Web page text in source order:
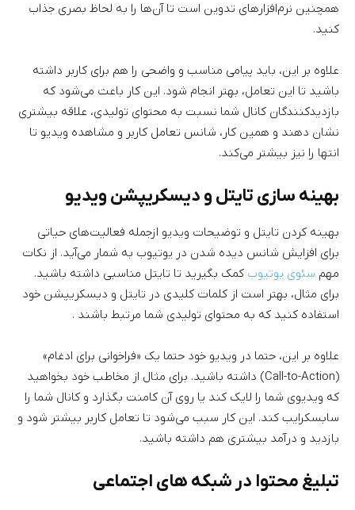
همچنین نرم‌افزارهای تدوین است تا آن‌ها را به لحاظ بصری جذاب
کنید.
علاوه بر این، باید پیامی مناسب و واضحی را هم برای کاربر داشته
باشید تا این تعامل، بهتر انجام شود. این کار باعث می‌شود که
بازدیدکنندگان کانال شما نسبت به محتوای تولیدی، علاقه بیشتری
نشان دهند و همین کار، شانس تعامل کاربر و مشاهده ویدیو تا
انتها را نیز بیشتر می‌کند.
بهینه سازی تایتل و دیسکریپشن ویدیو
بهینه کردن تایتل و توضیحات ویدیو ازجمله فعالیت‌های حیاتی
برای افزایش شانس دیده شدن در یوتیوب به شمار می‌آید. از نکات
مهم سئوی یوتیوب کمک بگیرید تا تایتل مناسبی داشته باشید.
برای مثال، بهتر است از کلمات کلیدی در تایتل و دیسکریپشن خود
استفاده کنید که به محتوای تولیدی شما مرتبط باشند .
علاوه بر این، حتما در ویدیو خود حتما یک «فراخوانی برای ادغام»
(Call-to-Action) داشته باشید. برای مثال از مخاطب خود بخواهید
که ویدیوی شما را لایک کند یا روی آن کامنت بگذارد و کانال شما را
سابسکرایب کند. این کار سبب می‌شود تا تعامل کاربر بیشتر شود و
بازدید و درآمد بیشتری هم داشته باشید.
تبلیغ محتوا در شبکه های اجتماعی